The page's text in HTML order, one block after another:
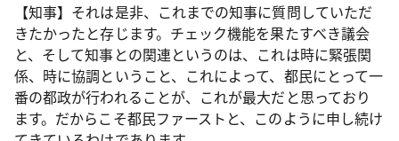
【知事】それは是非、これまでの知事に質問していただ
きたかったと存じます。チェック機能を果たすべき議会
と、そして知事との関連というのは、これは時に緊張関
係、時に協調ということ、これによって、都民にとって一
番の都政が行われることが、これが最大だと思っており
ます。だからこそ都民ファーストと、このように申し続け